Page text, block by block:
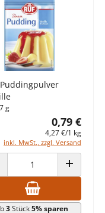
g
0,79 €
4,27 €/1 kg
inkl. MwSt., zzgl. Versand
VERRINGERN ANZAHL
3Stück5% sparen